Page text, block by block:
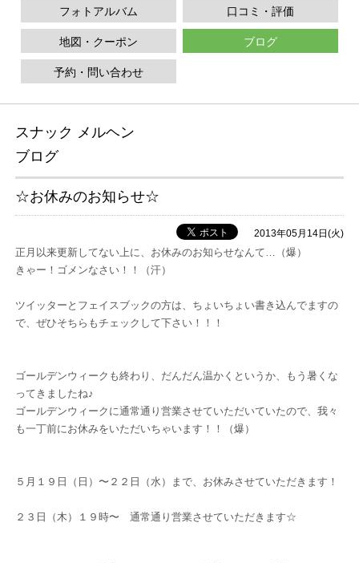
フォトアルバム 口コミ・評価
地図・クーポン ブログ
予約・問い合わせ
スナック メルヘン
ブログ
☆お休みのお知らせ☆
2013年05月14日(火)
正月以来更新してない上に、お休みのお知らせなんて…（爆）
きゃー！ゴメンなさい！！（汗）
ツイッターとフェイスブックの方は、ちょいちょい書き込んでますの
で、ぜひそちらもチェックして下さい！！！
ゴールデンウィークも終わり、だんだん温かくというか、もう暑くな
ってきましたね♪
ゴールデンウィークに通常通り営業させていただいていたので、我々
も一丁前にお休みをいただいちゃいます！！（爆）
５月１９日（日）〜２２日（水）まで、お休みさせていただきます！
２３日（木）１９時〜 通常通り営業させていただきます☆